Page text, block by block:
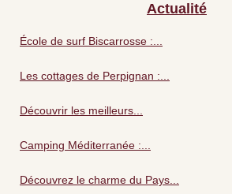
Actualité
École de surf Biscarrosse :...
Les cottages de Perpignan :...
Découvrir les meilleurs...
Camping Méditerranée :...
Découvrez le charme du Pays...